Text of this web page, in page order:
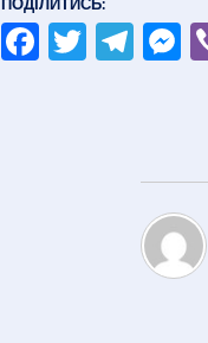
ПОДІЛИТИСЬ:
Facebook
Twitter